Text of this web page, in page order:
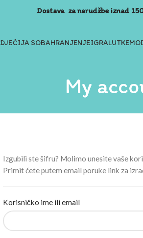
Dostava za narudžbe iznad
DJEČIJA SOBAHRANJENJEIGRALUTKE
My
Izgubili ste šifru? Molimo unesite vaše
Primit ćete putem email poruke link za
Korisničko ime ili email